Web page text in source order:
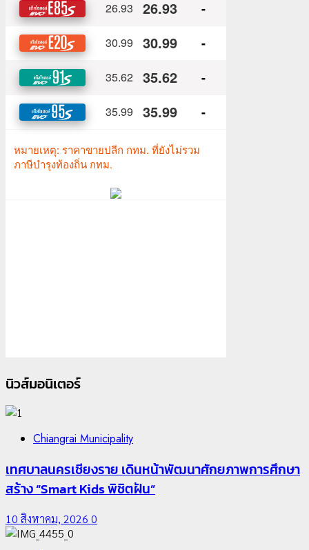
นิวส์มอนิเตอร์
Chiangrai Municipality
เทศบาลนครเชียงราย เดินหน้าพัฒนาศักยภาพการศึกษา
สร้าง “Smart Kids พิชิตฝัน”
10 สิงหาคม, 2026 0